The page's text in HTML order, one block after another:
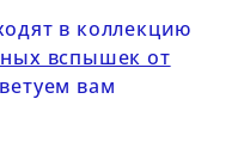
в коллекцию
вспышек от
вам